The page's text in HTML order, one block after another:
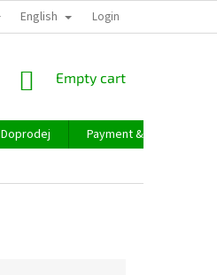
English Login
SHOPPING
Empty cart
Doprodej
Payment & delivery